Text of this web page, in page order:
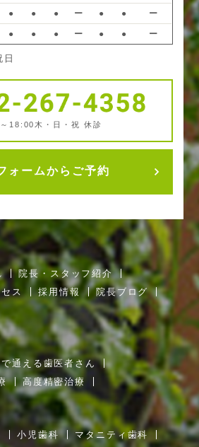
● ● ● ー ● ● ー
● ● ● ー ● ● ー
18:00 木・日・祝 休診
ォームからご予約
院長・スタッフ紹介
ス 採用情報
院長ブログ
通える歯医者さん
高度精密治療
小児歯科 マタニティ歯科